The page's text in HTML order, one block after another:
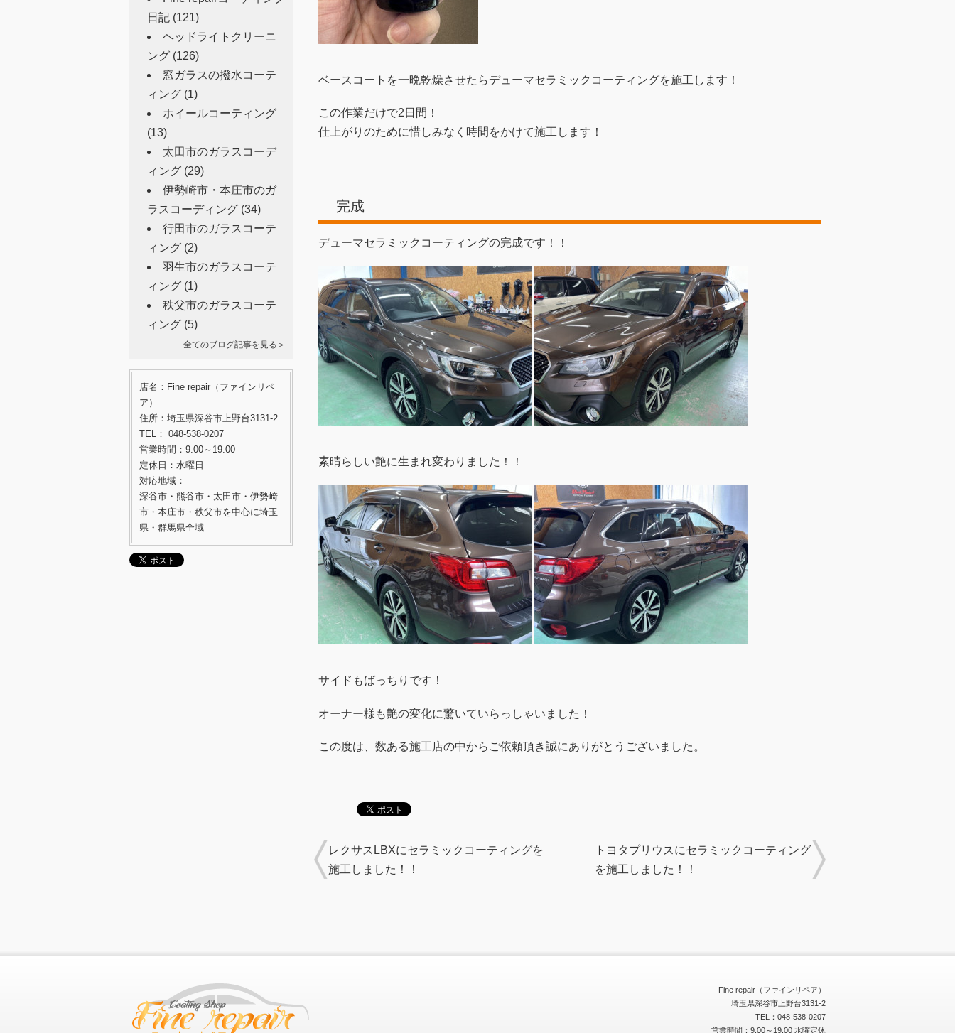
日記 (121)
ヘッドライトクリーニ
ング (126)
窓ガラスの撥水コーテ
ィング (1)
ホイールコーティング
(13)
太田市のガラスコーデ
ィング (29)
伊勢崎市・本庄市のガ
ラスコーディング (34)
行田市のガラスコーテ
ィング (2)
羽生市のガラスコーテ
ィング (1)
秩父市のガラスコーテ
ィング (5)
全てのブログ記事を見る＞
店名：Fine repair（ファインリペ
ア）
住所：埼玉県深谷市上野台3131-2
TEL： 048-538-0207
営業時間：9:00～19:00
定休日：水曜日
対応地域：
深谷市・熊谷市・太田市・伊勢崎
市・本庄市・秩父市を中心に埼玉
県・群馬県全域
ベースコートを一晩乾燥させたらデューマセラミックコーティングを施工します！
この作業だけで2日間！
仕上がりのために惜しみなく時間をかけて施工します！
完成
デューマセラミックコーティングの完成です！！
素晴らしい艶に生まれ変わりました！！
サイドもばっちりです！
オーナー様も艶の変化に驚いていらっしゃいました！
この度は、数ある施工店の中からご依頼頂き誠にありがとうございました。
レクサスLBXにセラミックコーティングを
施工しました！！
トヨタプリウスにセラミックコーティング
を施工しました！！
Fine repair（ファインリペア）
埼玉県深谷市上野台3131-2
TEL：048-538-0207
営業時間：9:00～19:00 水曜定休